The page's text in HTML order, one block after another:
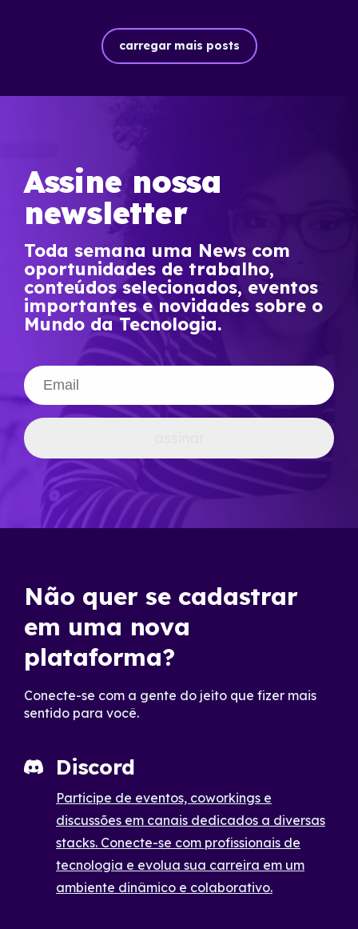
carregar mais posts
Assine nossa
newsletter
Toda semana uma News com
oportunidades de trabalho,
conteúdos selecionados, eventos
importantes e novidades sobre o
Mundo da Tecnologia.
Não quer se cadastrar
em uma nova
plataforma?
Conecte-se com a gente do jeito que fizer mais
sentido para você.
Discord
Participe de eventos, coworkings e
discussões em canais dedicados a diversas
stacks. Conecte-se com profissionais de
tecnologia e evolua sua carreira em um
ambiente dinâmico e colaborativo.